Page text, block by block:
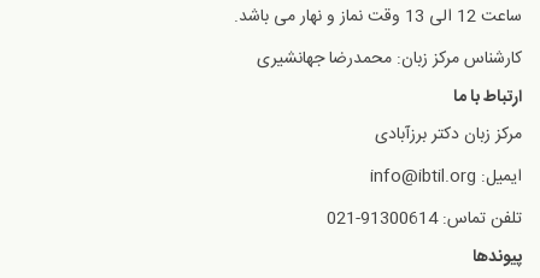
ساعت 12 الی 13 وقت نماز و نهار می باشد.
کارشناس مرکز زبان: محمدرضا جهانشیری
ارتباط با ما
مرکز زبان دکتر برزآبادی
ایمیل: info@ibtil.org
تلفن تماس: 91300614-021
پیوندها